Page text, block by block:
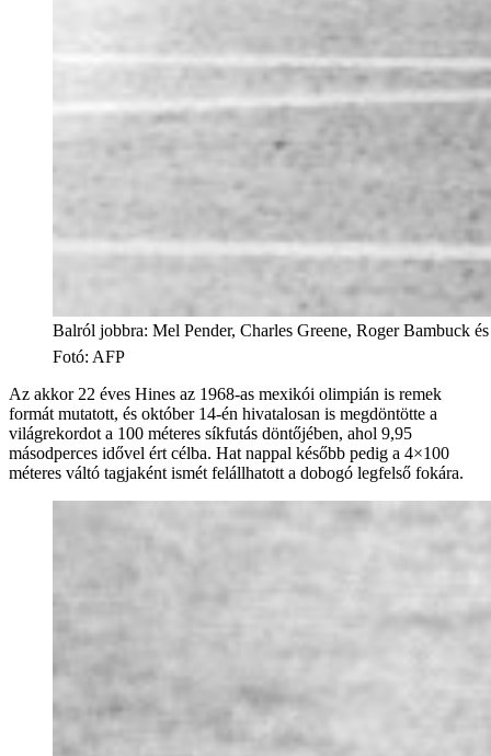
Balról jobbra: Mel Pender, Charles Greene, Roger Bambuck
Fotó: AFP
Az akkor 22 éves Hines az 1968-as mexikói olimpián is remek
formát mutatott, és október 14-én hivatalosan is megdöntötte a
világrekordot a 100 méteres síkfutás döntőjében, ahol 9,95
másodperces idővel ért célba. Hat nappal később pedig a 4×100
méteres váltó tagjaként ismét felállhatott a dobogó legfelső fokára.